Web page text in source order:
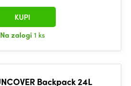
Na zalogi 1 ks
KUPI
Backpack 24L